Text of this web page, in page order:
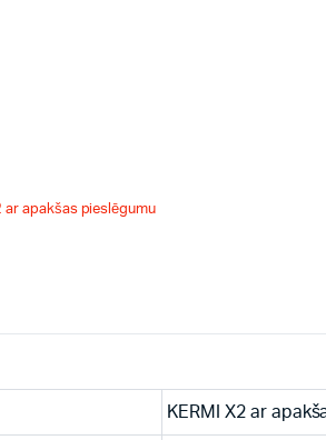
ar apakšas pieslēgumu
KERMI X2 ar